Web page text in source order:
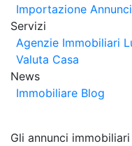
Importazione
Servizi
Agenzie Immobiliari
Valuta Casa
News
Immobiliare Blog
Gli annunci